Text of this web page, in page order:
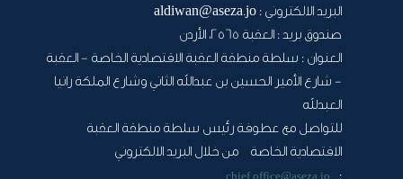
البريد الالكتروني : aldiwan@aseza.jo
صندوق بريد : العقبة 2565، الأردن
العنوان : سلطة منطقة العقبة الاقتصادية الخاصة - العقبة
- شارع الأمير الحسين بن عبدالله الثاني وشارع الملكة رانيا
العبدلله
للتواصل مع عطوفة رئيس سلطة منطقة العقبة
الاقتصادية الخاصة من خلال البريد الالكتروني
:
chief.office@aseza.jo